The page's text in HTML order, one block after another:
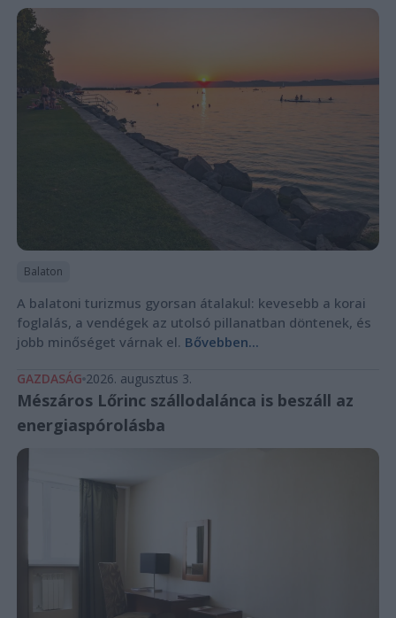
Balaton
A balatoni turizmus gyorsan átalakul: kevesebb a korai
foglalás, a vendégek az utolsó pillanatban döntenek, és
jobb minőséget várnak el. Bővebben...
GAZDASÁG 2026. augusztus 3.
Mészáros Lőrinc szállodalánca is beszáll az
energiaspórolásba